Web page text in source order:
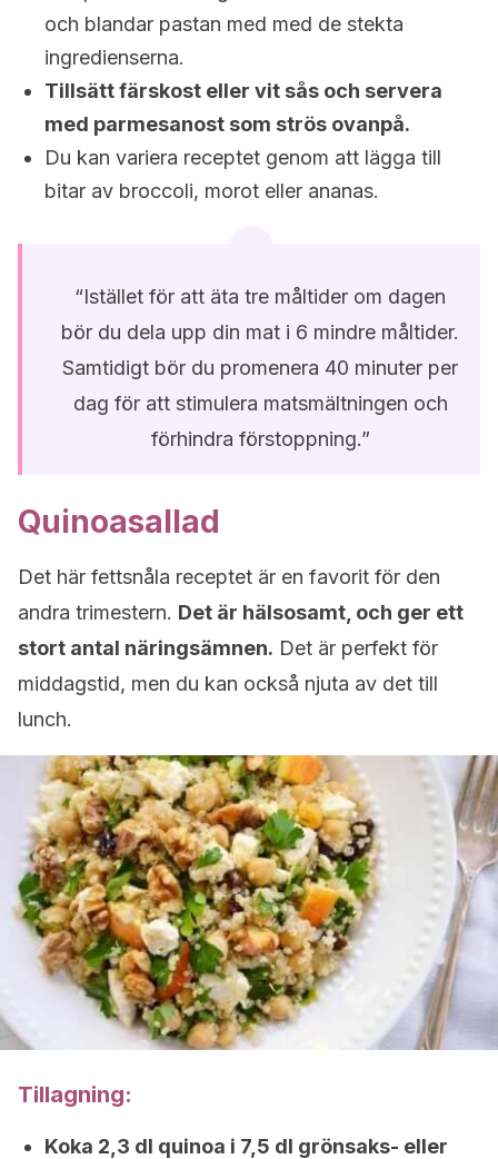
och blandar pastan med med de stekta
ingredienserna.
Tillsätt färskost eller vit sås och servera
med parmesanost som strös ovanpå.
Du kan variera receptet genom att lägga till
bitar av broccoli, morot eller ananas.
“Istället för att äta tre måltider om dagen
bör du dela upp din mat i 6 mindre måltider.
Samtidigt bör du promenera 40 minuter per
dag för att stimulera matsmältningen och
förhindra förstoppning.”
Quinoasallad
Det här fettsnåla receptet är en favorit för den
andra trimestern. Det är hälsosamt, och ger ett
stort antal näringsämnen. Det är perfekt för
middagstid, men du kan också njuta av det till
lunch.
Tillagning:
Koka 2,3 dl quinoa i 7,5 dl grönsaks- eller